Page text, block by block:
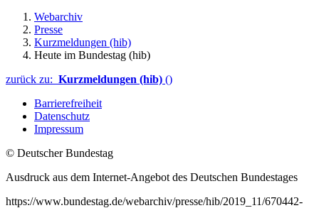
Webarchiv
Presse
Kurzmeldungen (hib)
Heute im Bundestag (hib)
zurück zu: Kurzmeldungen (hib) ()
Barrierefreiheit
Datenschutz
Impressum
© Deutscher Bundestag
Ausdruck aus dem Internet-Angebot des Deutschen Bundestages
https://www.bundestag.de/webarchiv/presse/hib/2019_11/670442-